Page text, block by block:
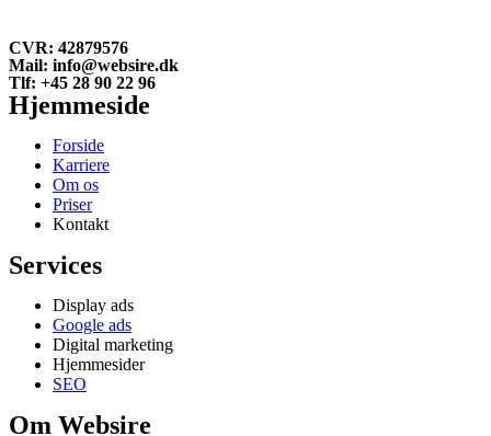
CVR: 42879576
Mail: info@websire.dk
Tlf: +45 28 90 22 96
Hjemmeside
Forside
Karriere
Om os
Priser
Kontakt
Services
Display ads
Google ads
Digital marketing
Hjemmesider
SEO
Om Websire